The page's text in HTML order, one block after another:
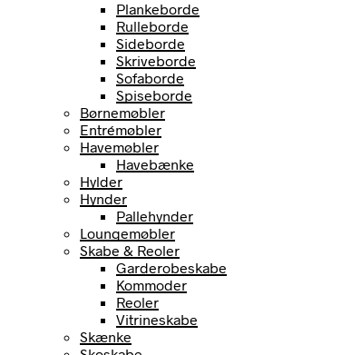
Plankeborde
Rulleborde
Sideborde
Skriveborde
Sofaborde
Spiseborde
Børnemøbler
Entrémøbler
Havemøbler
Havebænke
Hylder
Hynder
Pallehynder
Loungemøbler
Skabe & Reoler
Garderobeskabe
Kommoder
Reoler
Vitrineskabe
Skænke